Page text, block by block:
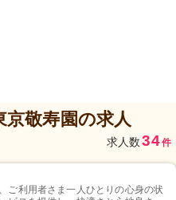
京敬寿園の求人
求人数 34件
ご利用者さま一人ひとりの心身の状